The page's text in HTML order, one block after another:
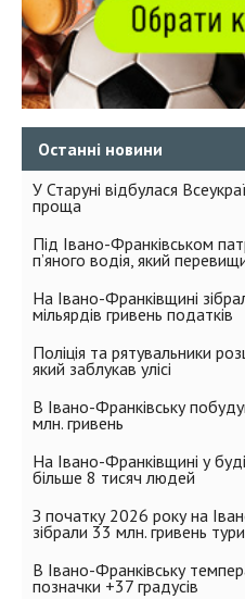
Останні новини
У Старуні відбулася
проща
Під Івано-Франківськом
п’яного водія, який
На Івано-Франківщині
мільярдів гривень податків
Поліція та рятувальники
який заблукав улісі
В Івано-Франківську
млн. гривень
На Івано-Франківщині у
більше 8 тисяч людей
З початку 2026 року на
зібрали 33 млн. гривень
В Івано-Франківську
позначки +37 градусів